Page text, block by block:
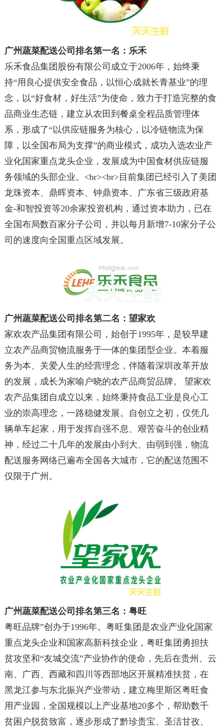
广州蔬菜配送公司排名第一名：乐禾
乐禾食品集团股份有限公司成立于2006年，始终秉
持“用良心提供安全食品，以恒心成就长青基业”的理
念，以“好食材，好生活”为使命，致力于打造完整的食
品商业生态链，建立从农田到餐桌全程品质管理体
系，形成了“以供应链服务为核心，以冷链物流为保
障，以全国布局为支撑”的商业模式，成功入选农业产
业化国家重点龙头企业，发展成为中国食材供应链服
务领域的头部企业。<br><br>目前集团已经引入了美团
龙珠资本、鼎晖资本、钟鼎资本、广东省三级政府基
金-和智投资等20余家投资机构，通过资本助力，已在
全国布局数百家分子公司，并以每月新增7-10家分子公
司的速度向全国重点区域发展。
广州蔬菜配送公司排名第二名：望家欢
家欢农产品集团有限公司，始创于1995年，是较早建
立农产品商贸物流服务于一体的集团型企业。本着服
务为本、关爱人生的经营理念，伴随着深圳改革开放
的发展，成长为家喻户晓的农产品商贸品牌。 望家欢
农产品集团自成立以来，始终秉持食品工业是良心工
业的崇高理念，一路稳健发展。自创立之初，仅凭几
辆单车起家，用于发挥自强不息、艰苦奋斗的创业精
神，经过二十几年的发展由小到大、由弱到强，物流
配送服务网络已遍布全国各大城市，它的配送范围不
仅限于广州。
广州蔬菜配送公司排名第三名 ： 粤旺
粤旺品牌”创办于1996年。粤旺集团是农业产业化国家
重点龙头企业和国家高新科技企业，粤旺集团勇担扶
贫攻坚和“友城交流”产业协作的使命，先后在贵州、云
南、广西、西藏和四川等西部地区开展精准扶贫，在
黑龙江参与东北振兴产业带动，建立梅里斯区粤旺食
用产业园，全国规模以上产业基地20多个，帮助数千
贫困户脱贫致富，逐步形成了黔珍贵宝、圣洁甘孜、